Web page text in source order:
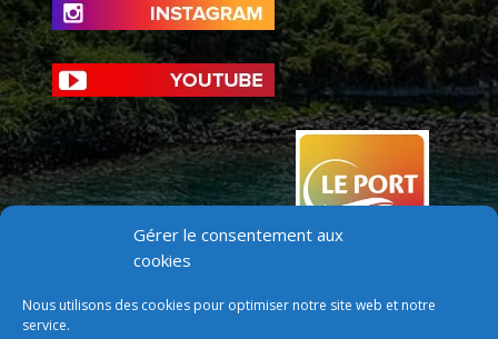
Gérer le consentement aux
cookies
Nous utilisons des cookies pour optimiser notre site web et notre
service.